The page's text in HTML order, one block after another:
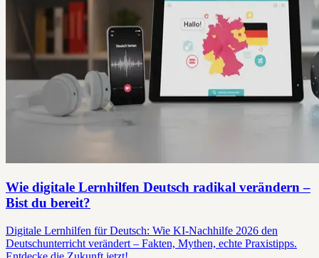
Wie digitale Lernhilfen Deutsch radikal verändern –
Bist du bereit?
Digitale Lernhilfen für Deutsch: Wie KI-Nachhilfe 2026 den
Deutschunterricht verändert – Fakten, Mythen, echte Praxistipps.